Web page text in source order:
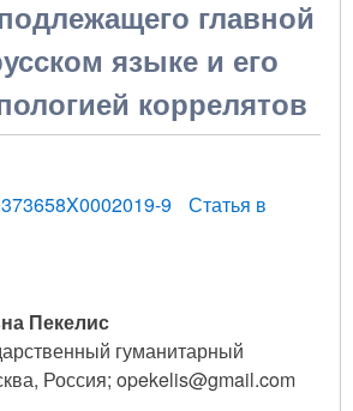
главной
языке и его
коррелятов
9
Статья в
Пекелис
гуманитарный
Россия; opekelis@gmail.com